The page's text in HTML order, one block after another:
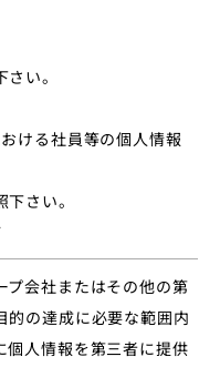
い。
ける社員等の個人情報
さい。
プ会社またはその他の第
的の達成に必要な範囲内
個人情報を第三者に提供